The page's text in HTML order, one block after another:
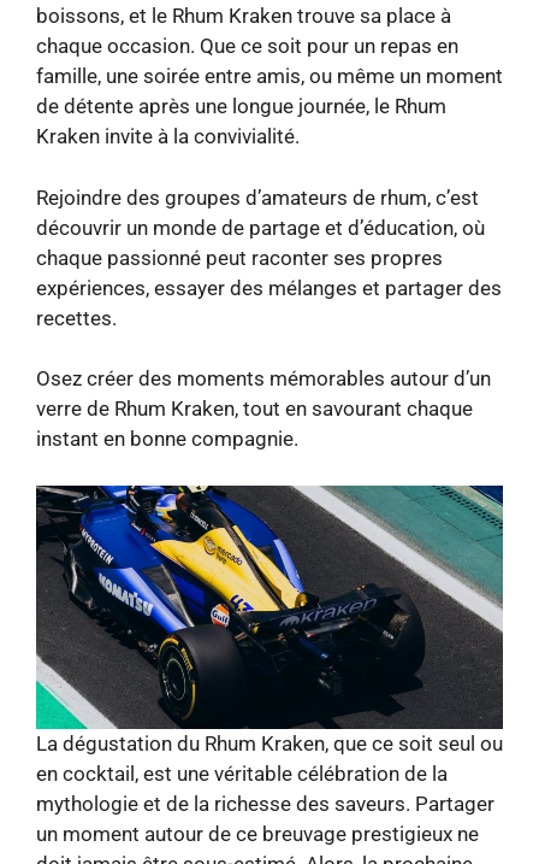
boissons, et le Rhum Kraken trouve sa place à
chaque occasion. Que ce soit pour un repas en
famille, une soirée entre amis, ou même un moment
de détente après une longue journée, le Rhum
Kraken invite à la convivialité.
Rejoindre des groupes d’amateurs de rhum, c’est
découvrir un monde de partage et d’éducation, où
chaque passionné peut raconter ses propres
expériences, essayer des mélanges et partager des
recettes.
Osez créer des moments mémorables autour d’un
verre de Rhum Kraken, tout en savourant chaque
instant en bonne compagnie.
La dégustation du Rhum Kraken, que ce soit seul ou
en cocktail, est une véritable célébration de la
mythologie et de la richesse des saveurs. Partager
un moment autour de ce breuvage prestigieux ne